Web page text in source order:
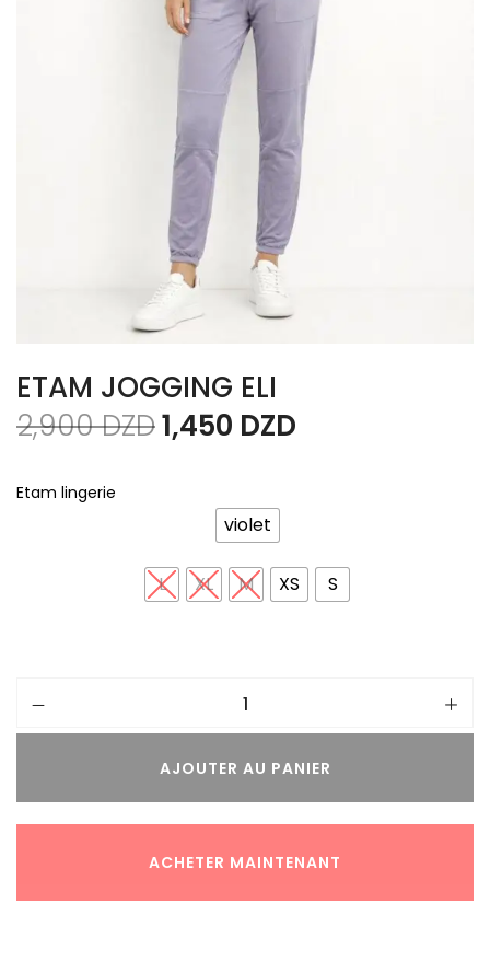
ETAM JOGGING ELI
2,900DZD1,450 DZD
violet
L XL M XS S
AJOUTER AU PANIER
ACHETER MAINTENANT
Etam lingerie